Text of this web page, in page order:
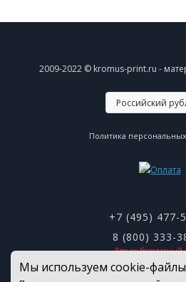
2009-2022 © kromus-print.ru -
Политика
+7 (495) 477-
8 (800) 333-
Звонок бесплатный
Мы используем cookie-файлы